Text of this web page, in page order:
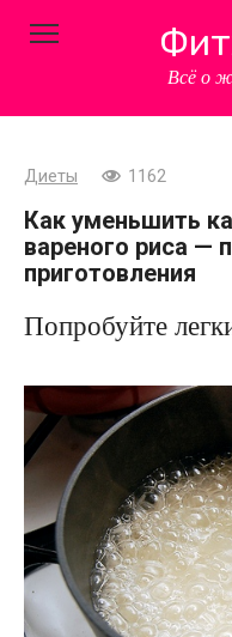
Всё о
Диеты 1162
Как уменьшить
вареного риса —
приготовления
Попробуйте